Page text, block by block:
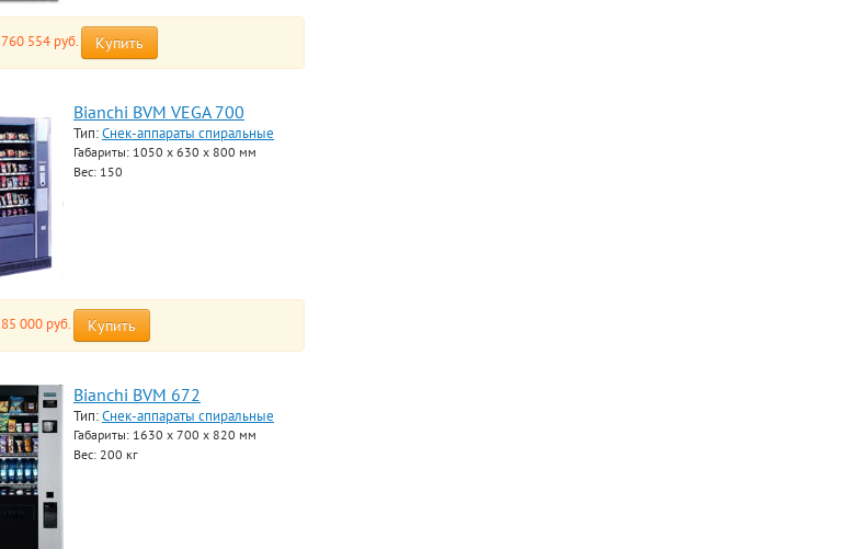
760 554 руб. Купить
Bianchi BVM VEGA 700
Тип:Снек-аппараты спиральные
Габариты: 1050 x 630 x 800 мм
Вес: 150
85 000 руб. Купить
Bianchi BVM 672
Тип:Снек-аппараты спиральные
Габариты: 1630 x 700 x 820 мм
Вес: 200 кг